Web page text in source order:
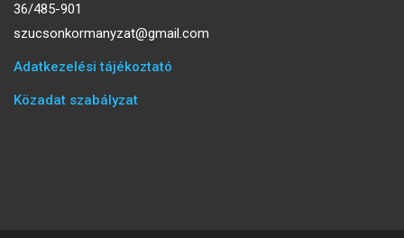
36/485-901
szucsonkormanyzat@gmail.com
Adatkezelési tájékoztató
Közadat szabályzat